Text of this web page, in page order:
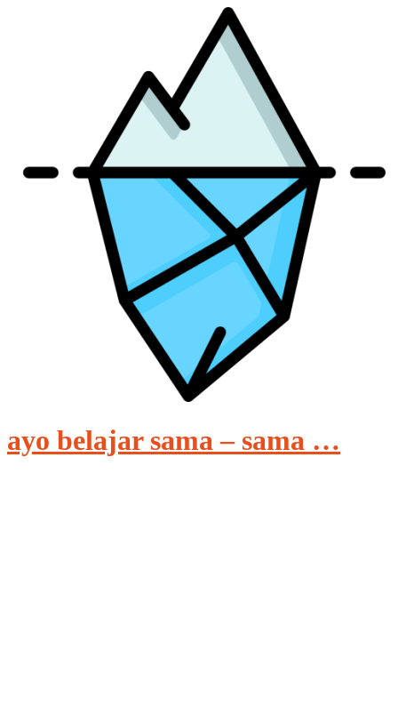
ayo belajar sama – sama …